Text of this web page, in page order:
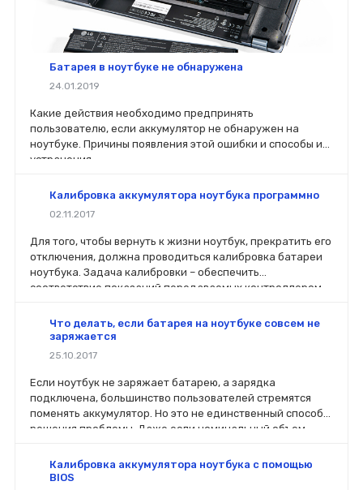
Батарея в ноутбуке не обнаружена
24.01.2019
Какие действия необходимо предпринять
пользователю, если аккумулятор не обнаружен на
ноутбуке. Причины появления этой ошибки и способы их
устранения.
Калибровка аккумулятора ноутбука программно
02.11.2017
Для того, чтобы вернуть к жизни ноутбук, прекратить его
отключения, должна проводиться калибровка батареи
ноутбука. Задача калибровки – обеспечить
соответствие показаний передаваемых контроллером,
Что делать, если батарея на ноутбуке совсем не
заряжается
25.10.2017
Если ноутбук не заряжает батарею, а зарядка
подключена, большинство пользователей стремятся
поменять аккумулятор. Но это не единственный способ
решения проблемы. Даже если номинальный объем
стоит спешить ее менять.
Калибровка аккумулятора ноутбука с помощью
BIOS